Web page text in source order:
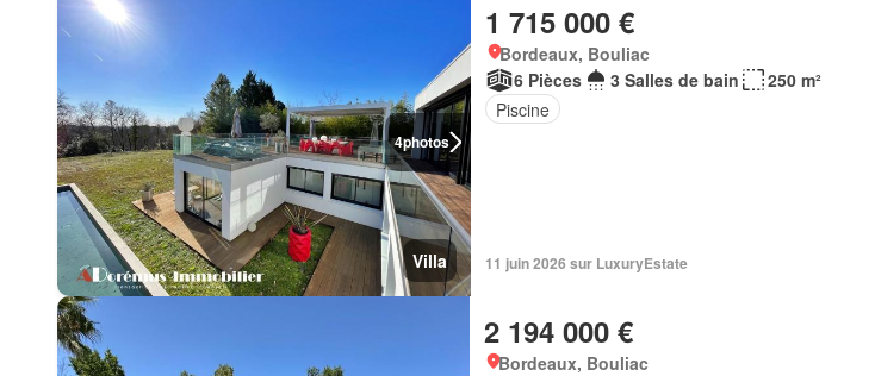
4photos
Villa
1 715 000 €
Bordeaux, Bouliac
6 Pièces
3 Salles de bain
250 m²
Piscine
11 juin 2026 sur LuxuryEstate
2 194 000 €
Bordeaux, Bouliac